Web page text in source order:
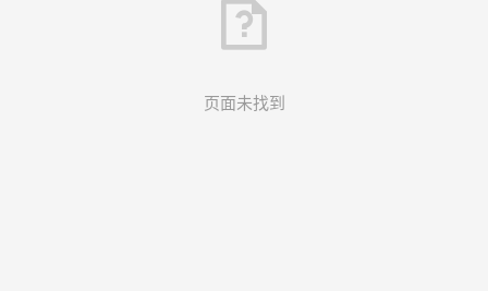
页面未找到